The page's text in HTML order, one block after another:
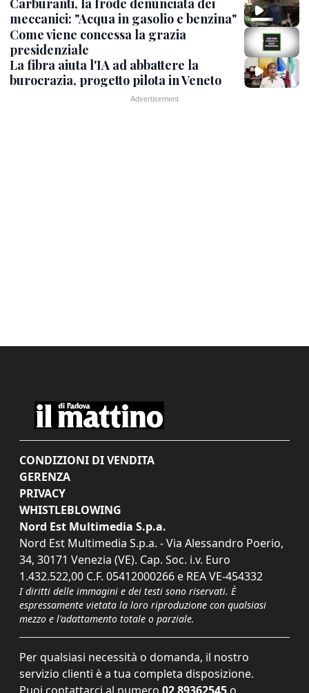
Carburanti, la frode denunciata dei
meccanici: "Acqua in gasolio e benzina"
Come viene concessa la grazia
presidenziale
La fibra aiuta l'IA ad abbattere la
burocrazia, progetto pilota in Veneto
CONDIZIONI DI VENDITA
GERENZA
PRIVACY
WHISTLEBLOWING
Nord Est Multimedia S.p.a.
Nord Est Multimedia S.p.a. - Via Alessandro Poerio,
34, 30171 Venezia (VE). Cap. Soc. i.v. Euro
1.432.522,00 C.F. 05412000266 e REA VE-454332
I diritti delle immagini e dei testi sono riservati. È
espressamente vietata la loro riproduzione con qualsiasi
mezzo e l'adattamento totale o parziale.
Per qualsiasi necessità o domanda, il nostro
servizio clienti è a tua completa disposizione.